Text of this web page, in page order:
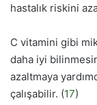
hastalık riskini
C vitamini gibi
daha iyi
azaltmaya
çalışabilir. (17)